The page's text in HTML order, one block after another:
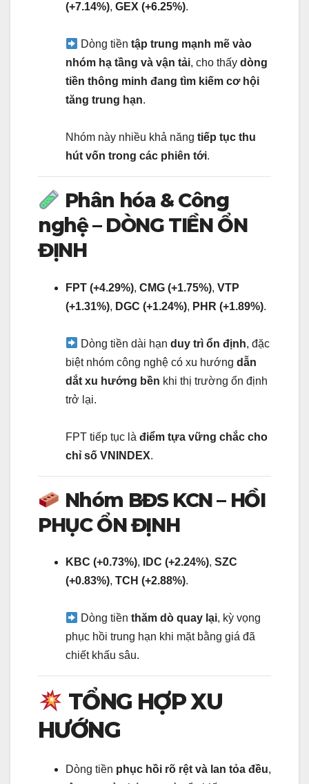
(+7.14%), GEX (+6.25%).
Dòng tiềntập trung mạnh mẽ vào
nhóm hạ tầng và vận tải, cho thấy dòng
tiền thông minh đang tìm kiếm cơ hội
tăng trung hạn.
Nhóm này nhiều khả năng tiếp tục thu
hút vốn trong các phiên tới.
Phân hóa & Công
nghệ – DÒNG TIỀN ỔN
ĐỊNH
FPT (+4.29%), CMG (+1.75%), VTP
(+1.31%), DGC (+1.24%), PHR (+1.89%).
Dòng tiền dài hạnduy trì ổn định, đặc
biệt nhóm công nghệ có xu hướng dẫn
dắt xu hướng bền khi thị trường ổn định
trở lại.
FPT tiếp tục là điểm tựa vững chắc cho
chỉ số VNINDEX.
Nhóm BĐS KCN – HỒI
PHỤC ỔN ĐỊNH
KBC (+0.73%), IDC (+2.24%), SZC
(+0.83%), TCH (+2.88%).
Dòng tiềnthăm dò quay lại, kỳ vọng
phục hồi trung hạn khi mặt bằng giá đã
chiết khấu sâu.
TỔNG HỢP XU
HƯỚNG
Dòng tiền phục hồi rõ rệt và lan tỏa đều,